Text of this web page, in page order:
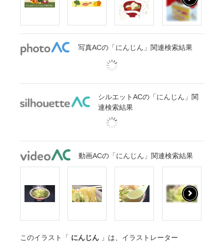
写真ACの「にんじん」関連検索結果
シルエットACの「にんじん」関
連検索結果
動画ACの「にんじん」関連検索結果
このイラスト「 にんじん 」は、イラストレーター